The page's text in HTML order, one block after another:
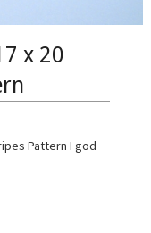
x 20
Pattern I god